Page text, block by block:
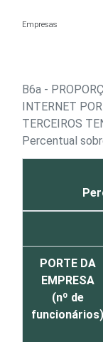
Empresas
B6a -
INTERNET
TERCEIROS
Percentual
PORTE DA
EMPRESA
(nº de
funcionários)